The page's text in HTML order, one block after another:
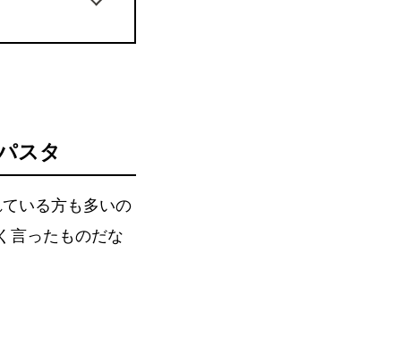
スタ
いる方も多いの
言ったものだな